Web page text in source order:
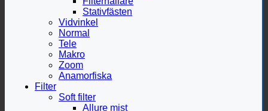
Stativfästen
Vidvinkel
Normal
Tele
Makro
Zoom
Anamorfiska
Filter
Soft filter
Allure mist